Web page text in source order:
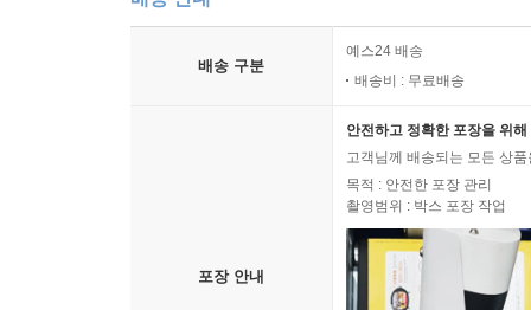
제가 읽은 가장 구체적인 ‘잠언’이에요. 허공에
가질 수 있는 힘입니다. 읽기가 사는 고통을 덜어
서정적인 산문의 대가 솔닛은 자신의 삶에 대
만들어 낸 신화들과 사유들을 다시 음미한다. 뉴요
배송 구분
예스24 배송
배송비 : 무료배송
포장 안내
안전하고 정확한 포장을 위
고객님께 배송되는 모든 상
목적 : 안전한 포장 관리
촬영범위 : 박스 포장 작업